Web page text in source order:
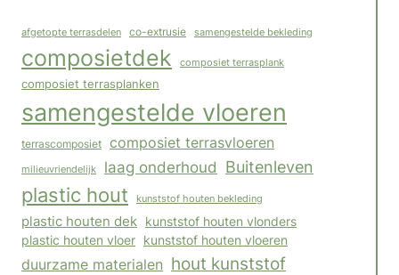
afgetopte terrasdelen co-extrusie samengestelde bekleding
composietdek composiet terrasplank
composiet terrasplanken
samengestelde vloeren
terrascomposiet composiet terrasvloeren
milieuvriendelijk laag onderhoud Buitenleven
plastic hout kunststof houten bekleding
plastic houten dek kunststof houten vlonders
plastic houten vloer kunststof houten vloeren
duurzame materialen hout kunststof